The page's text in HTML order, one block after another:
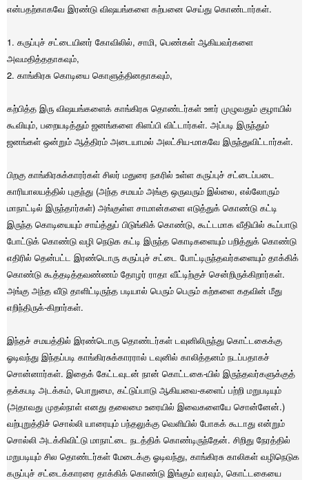
என்பதற்காகவே இரண்டு விஷயங்களை கற்பனை செய்து கொண்டார்கள்.
1. கருப்புச் சட்டையினர் கோவிலில், சாமி, பெண்கள் ஆகியவர்களை
அவமதித்ததாகவும்,
2. காங்கிரசு கொடியை கொளுத்தினதாகவும்,
கற்பித்த இரு விஷயங்களைக் காங்கிரசு தொண்டர்கள் ஊர் முழுவதும் குழாயில்
கூவியும், பறையடித்தும் ஜனங்களை கிளப்பி விட்டார்கள். அப்படி இருந்தும்
ஜனங்கள் ஒன்றும் ஆத்திரம் அடையாமல் அலட்சிய-மாகவே இருந்துவிட்டார்கள்.
பிறகு காங்கிரசுக்காரர்கள் சிலர் மதுரை நகரில் உள்ள கருப்புச் சட்டைப்படை
காரியாலயத்தில் புகுந்து (அந்த சமயம் அங்கு ஒருவரும் இல்லை, எல்லோரும்
மாநாட்டில் இருந்தார்கள்) அங்குள்ள சாமான்களை எடுத்துக் கொண்டு கட்டி
இருந்த கொடியையும் சாய்த்துப் பிடுங்கிக் கொண்டு, கூட்டமாக வீதியில் கூப்பாடு
போட்டுக் கொண்டு வழி நெடுக கட்டி இருந்த கொடிகளையும் பறித்துக் கொண்டு
எதிரில் தென்பட்ட இரண்டொரு கருப்புச் சட்டை போட்டிருந்தவர்களையும் தாக்கிக்
கொண்டு கூத்தடித்தவண்ணம் தோழர் ராதா வீட்டிற்குச் சென்றிருக்கிறார்கள்.
அங்கு அந்த வீடு தாளிட்டிருந்த படியால் பெரும் பெரும் கற்களை கதவின் மீது
எறிந்திருக்-கிறார்கள்.
இந்தச் சமயத்தில் இரண்டொரு தொண்டர்கள் டவுனிலிருந்து கொட்டகைக்கு
ஓடிவந்து இந்தப்படி காங்கிரசுக்காரரால் டவுனில் காலித்தனம் நடப்பதாகச்
சொன்னார்கள். இதைக் கேட்டவுடன் நான் கொட்டகை-யில் இருந்தவர்களுக்குத்
தக்கபடி அடக்கம், பொறுமை, கட்டுப்பாடு ஆகியவை-களைப் பற்றி மறுபடியும்
(அதாவது முதல்நாள் எனது தலைமை உரையில் இவைகளையே சொன்னேன்.)
வற்புறுத்திச் சொல்லி யாரையும் பந்தலுக்கு வெளியில் போகக் கூடாது என்றும்
சொல்லி அடக்கிவிட்டு மாநாட்டை நடத்திக் கொண்டிருந்தேன். சிறிது நேரத்தில்
மறுபடியும் சில தொண்டர்கள் மேடைக்கு ஓடிவந்து, காங்கிரசு காலிகள் வழிநெடுக
கருப்புச் சட்டைக்காரரை தாக்கிக் கொண்டு இங்கும் வரவும், கொட்டகையை